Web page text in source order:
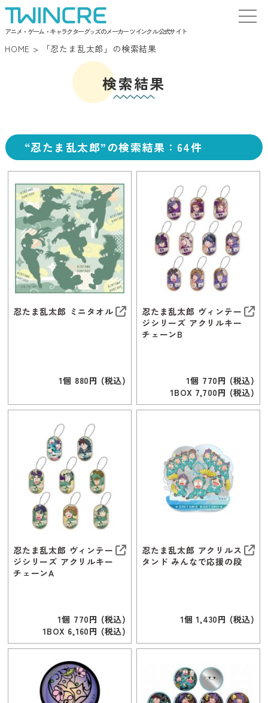
アニメ・ゲーム・キャラクターグッズのメーカー ツインクル 公式サイト
HOME > 「忍たま乱太郎」の検索結果
検索結果
“忍たま乱太郎”の検索結果：64件
忍たま乱太郎 ミニタオル
1個 880円 (税込)
忍たま乱太郎 ヴィンテー
ジシリーズ アクリルキー
チェーンB
1個 770円 (税込)
1BOX 7,700円 (税込)
忍たま乱太郎 ヴィンテー
ジシリーズ アクリルキー
チェーンA
1個 770円 (税込)
1BOX 6,160円 (税込)
忍たま乱太郎 アクリルス
タンド みんなで応援の段
1個 1,430円 (税込)